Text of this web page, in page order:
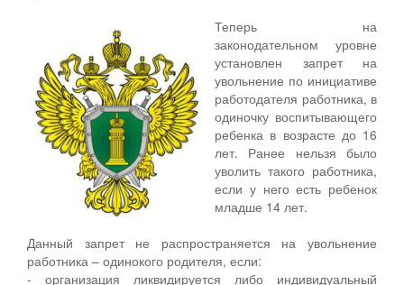
Теперь на
законодательном уровне
установлен запрет на
увольнение по инициативе
работодателя работника, в
одиночку воспитывающего
ребенка в возрасте до 16
лет. Ранее нельзя было
уволить такого работника,
если у него есть ребенок
младше 14 лет.
Данный запрет не распространяется на увольнение
работника – одинокого родителя, если:
- организация ликвидируется либо индивидуальный